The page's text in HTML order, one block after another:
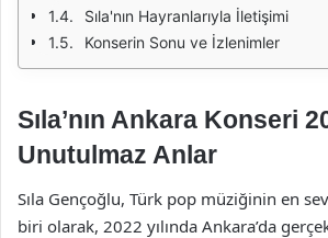
Sıla'nın Hayranlarıyla İletişimi
Konserin Sonu ve İzlenimler
Sıla’nın Ankara Konseri
Unutulmaz Anlar
Sıla Gençoğlu, Türk pop müziğinin en
biri olarak, 2022 yılında Ankara’da